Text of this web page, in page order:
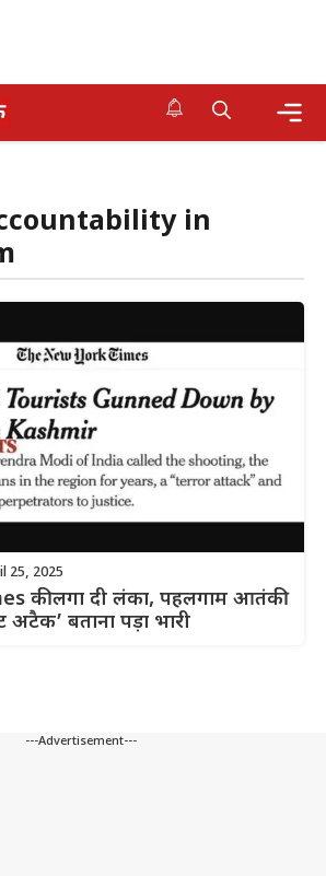
in
25, 2025
की लगा दी लंका, पहलगाम आतंकी
अटैक’ बताना पड़ा भारी
---Advertisement---